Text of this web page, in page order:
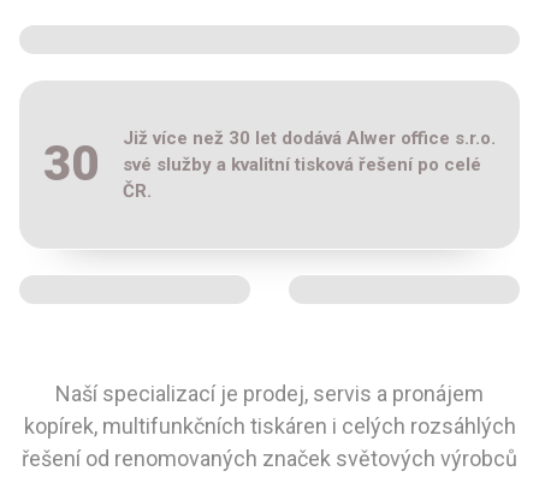
30
Již více než 30 let dodává Alwer office s.r.o.
své služby a kvalitní tisková řešení po celé
ČR.
Naší specializací je prodej, servis a pronájem
kopírek, multifunkčních tiskáren i celých rozsáhlých
řešení od renomovaných značek světových výrobců